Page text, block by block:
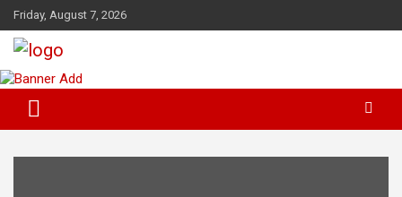
Skip
to
content
Friday, August 7, 2026